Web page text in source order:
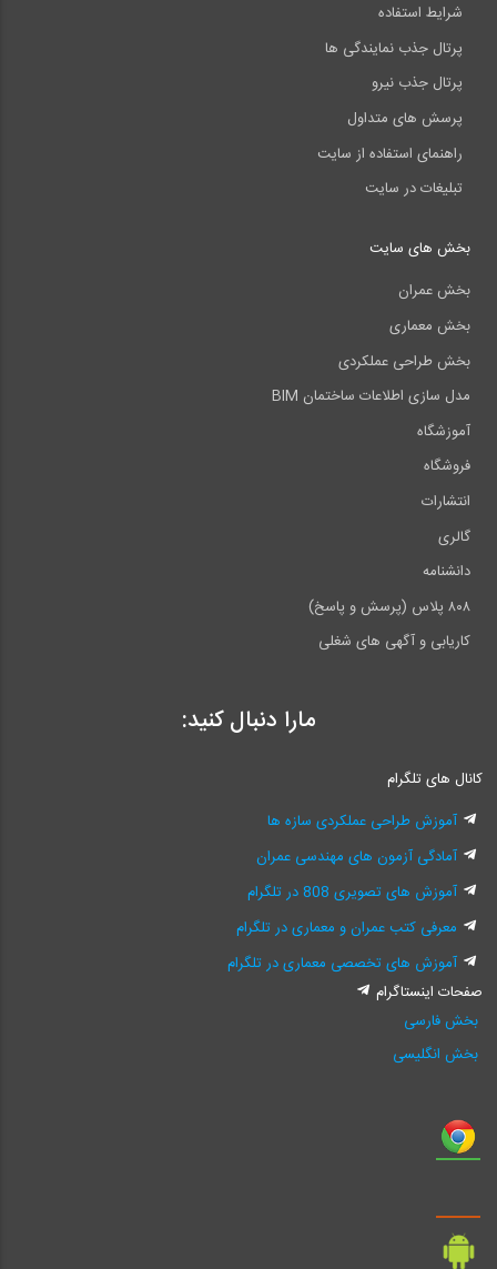
شرایط استفاده
پرتال جذب نمایندگی ها
پرتال جذب نیرو
پرسش های متداول
راهنمای استفاده از سایت
تبلیغات در سایت
بخش های سایت
بخش عمران
بخش معماری
بخش طراحی عملکردی
مدل سازی اطلاعات ساختمان BIM
آموزشگاه
فروشگاه
انتشارات
گالری
دانشنامه
۸۰۸ پلاس (پرسش و پاسخ)
کاریابی و آگهی های شغلی
مارا دنبال کنید:
کانال های تلگرام
آموزش طراحی عملکردی سازه ها
آمادگی آزمون های مهندسی عمران
آموزش های تصویری 808 در تلگرام
معرفی کتب عمران و معماری در تلگرام
آموزش های تخصصی معماری در تلگرام
صفحات اینستاگرام
بخش فارسی
بخش انگلیسی